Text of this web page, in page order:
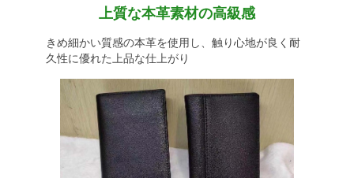
上質な本革素材の高級感
きめ細かい質感の本革を使用し、触り心地が良く耐
久性に優れた上品な仕上がり